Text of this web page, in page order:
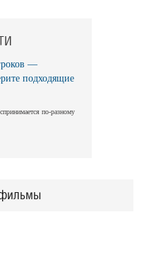
—
подходящие
по-разному